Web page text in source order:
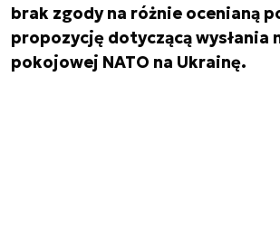
brak zgody na różnie ocenianą
propozycję dotyczącą wysłania
pokojowej NATO na Ukrainę.